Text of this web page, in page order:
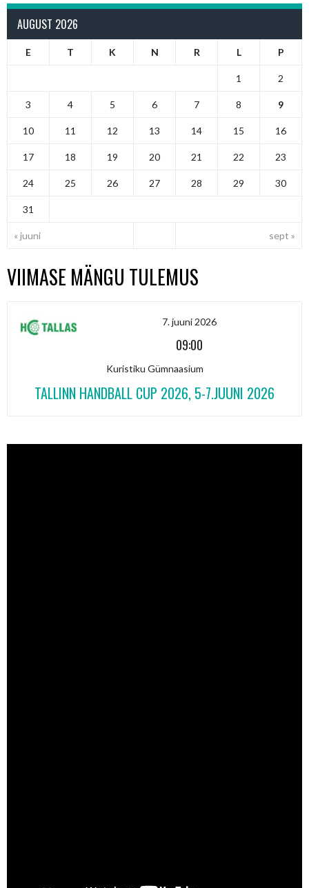
AUGUST 2026
E T K N R L P
« juuni sept »
1 2
3 4 5 6 7 8 9
10 11 12 13 14 15 16
17 18 19 20 21 22 23
24 25 26 27 28 29 30
31
VIIMASE MÄNGU TULEMUS
7. juuni 2026
09:00
Kuristiku Gümnaasium
TALLINN HANDBALL CUP 2026, 5-7.JUUNI 2026